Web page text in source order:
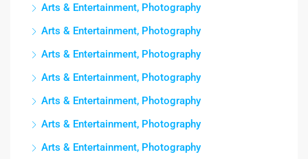
Arts & Entertainment, Photography
Arts & Entertainment, Photography
Arts & Entertainment, Photography
Arts & Entertainment, Photography
Arts & Entertainment, Photography
Arts & Entertainment, Photography
Arts & Entertainment, Photography